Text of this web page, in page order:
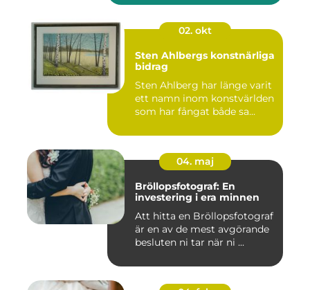
02. okt
Sten Ahlbergs konstnärliga
bidrag
Sten Ahlberg har länge varit
ett namn inom konstvärlden
som har fångat både sa...
04. maj
Bröllopsfotograf: En
investering i era minnen
Att hitta en Bröllopsfotograf
är en av de mest avgörande
besluten ni tar när ni ...